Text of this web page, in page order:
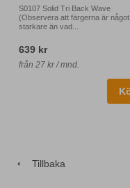
S0107 Solid Tri Back Wave
(Observera att färgerna är något
starkare än vad...
639 kr
från 27 kr / mnd.
Tillbaka